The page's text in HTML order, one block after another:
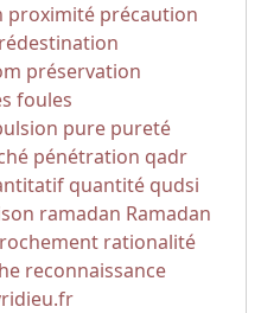
proximité précaution
préservation
foules
pure pureté
pénétration qadr
quantité qudsi
ramadan Ramadan
rationalité
reconnaissance